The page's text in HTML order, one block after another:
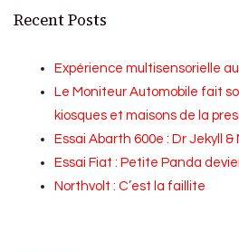
Recent Posts
Expérience multisensorielle
Le Moniteur Automobile fait
kiosques et maisons de la
Essai Abarth 600e : Dr Jekyll &
Essai Fiat : Petite Panda
Northvolt : C’est la faillite